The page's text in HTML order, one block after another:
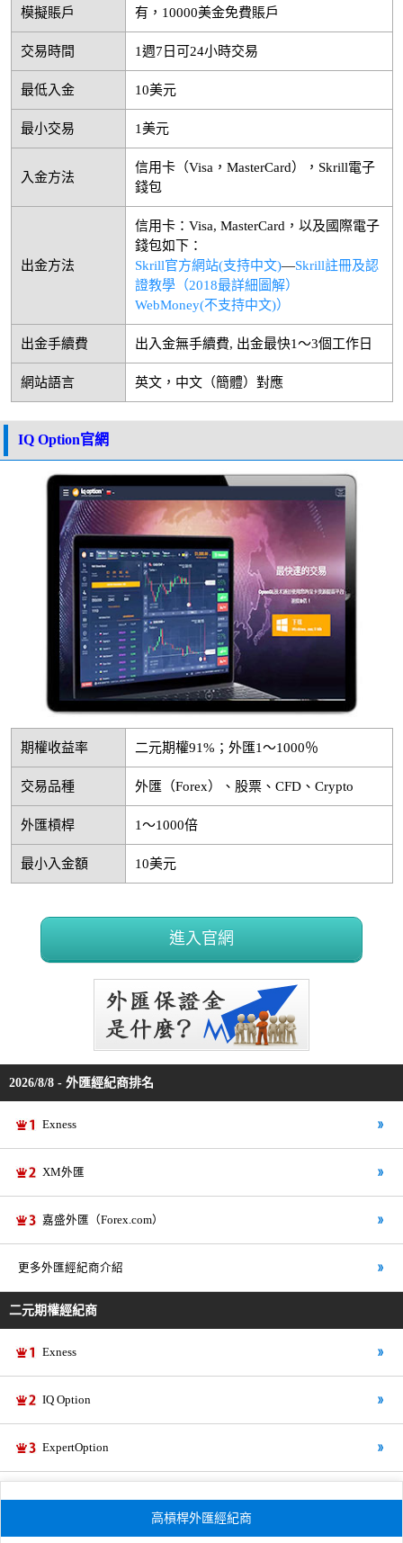
模擬賬戶 有，10000美金免費賬戶
交易時間 1週7日可24小時交易
最低入金 10美元
最小交易 1美元
入金方法
信用卡（Visa，MasterCard），Skrill電子
錢包
出金方法
信用卡：Visa, MasterCard，以及國際電子
錢包如下：
Skrill官方網站(支持中文)—Skrill註冊及認
證教學（2018最詳細圖解）
WebMoney(不支持中文)）
出金手續費 出入金無手續費, 出金最快1～3個工作日
網站語言 英文，中文（簡體）對應
IQ Option官網
期權收益率 二元期權91%；外匯1～1000％
交易品種 外匯（Forex）、股票、CFD、Crypto
外匯槓桿 1～1000倍
最小入金額 10美元
進入官網
2026/8/8 - 外匯經紀商排名
Exness
XM外匯
嘉盛外匯（Forex.com）
更多外匯經紀商介紹
二元期權經紀商
Exness
IQ Option
ExpertOption
高槓桿外匯經紀商